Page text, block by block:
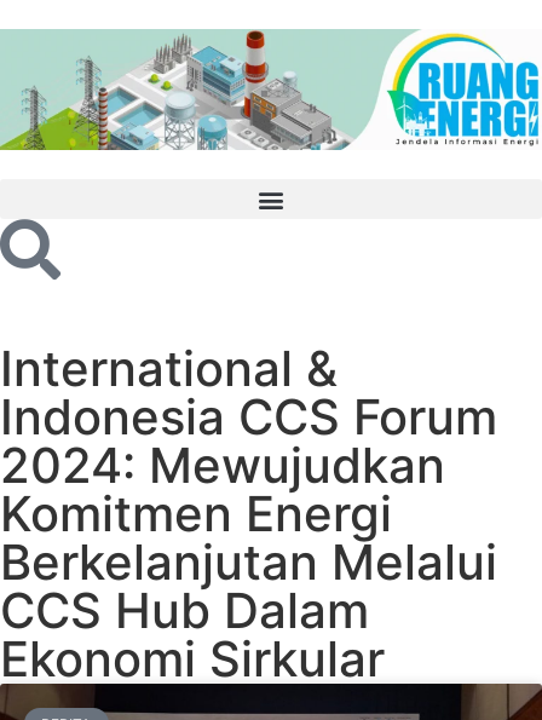
International &
Indonesia CCS Forum
2024: Mewujudkan
Komitmen Energi
Berkelanjutan Melalui
CCS Hub Dalam
Ekonomi Sirkular